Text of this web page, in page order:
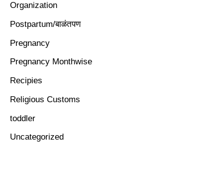
Organization
Postpartum/बाळंतपण
Pregnancy
Pregnancy Monthwise
Recipies
Religious Customs
toddler
Uncategorized